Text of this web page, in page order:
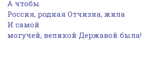
А чтобы
Россия, родная Отчизна, жила
И самой
могучей, великой Державой была!